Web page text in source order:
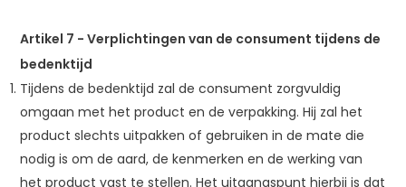
Artikel 7 - Verplichtingen van de consument tijdens de
bedenktijd
Tijdens de bedenktijd zal de consument zorgvuldig
omgaan met het product en de verpakking. Hij zal het
product slechts uitpakken of gebruiken in de mate die
nodig is om de aard, de kenmerken en de werking van
het product vast te stellen. Het uitgangspunt hierbij is dat